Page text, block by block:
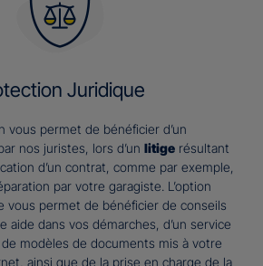
Juridique
vous permet de bénéficier d’un
nos juristes, lors d’un litigerésultant
d’un contrat, comme par exemple,
par votre garagiste. L’option
vous permet de bénéficier de conseils
aide dans vos démarches, d’un service
de modèles de documents mis à votre
ainsi que de la prise en charge de la